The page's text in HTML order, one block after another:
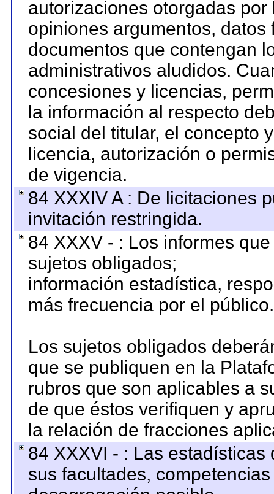
autorizaciones otorgadas
opiniones argumentos,
documentos que contengan
administrativos aludidos.
concesiones y licencias,
la información al respecto
social del titular, el concepto
licencia, autorización o
de vigencia.
84 XXXIV A : De licitaciones
invitación restringida.
84 XXXV - : Los informes
sujetos obligados;
información estadística,
más frecuencia por el público.
Los sujetos obligados
que se publiquen en la
rubros que son aplicables a
de que éstos verifiquen y
la relación de fracciones
84 XXXVI - : Las
sus facultades,